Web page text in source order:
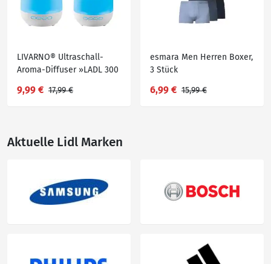
LIVARNO® Ultraschall-
Aroma-Diffuser »LADL 300
9,99 € 17,99 €
esmara Men Herren Boxer,
3 Stück
6,99 € 15,99 €
Aktuelle Lidl Marken